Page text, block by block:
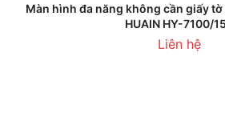
Màn hình đa năng không cần giấy
HUAIN HY-7100/
Liên hệ